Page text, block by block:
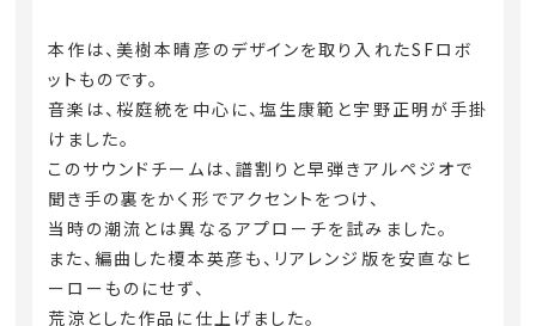
本作は、美樹本晴彦のデザインを取り入れたSFロボ
ットものです。
音楽は、桜庭統を中心に、塩生康範と宇野正明が手掛
けました。
このサウンドチームは、譜割りと早弾きアルペジオで
聞き手の裏をかく形でアクセントをつけ、
当時の潮流とは異なるアプローチを試みました。
また、編曲した榎本英彦も、リアレンジ版を安直なヒ
ーローものにせず、
荒涼とした作品に仕上げました。